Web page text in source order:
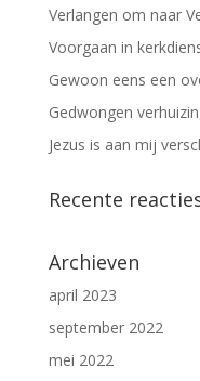
Verlangen om naar
Voorgaan in
Gewoon eens een
Gedwongen
Jezus is aan mij
Recente
Archieven
april 2023
september 2022
mei 2022